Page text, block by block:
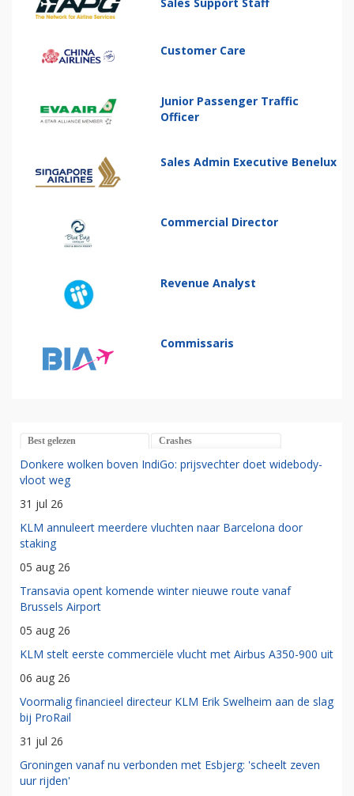
Customer Care
Junior Passenger Traffic
Officer
Sales Admin Executive Benelux
Commercial Director
Revenue Analyst
Commissaris
Best gelezen Crashes
Donkere wolken boven IndiGo: prijsvechter doet widebody-
vloot weg
31 jul 26
KLM annuleert meerdere vluchten naar Barcelona door
staking
05 aug 26
Transavia opent komende winter nieuwe route vanaf
Brussels Airport
05 aug 26
KLM stelt eerste commerciële vlucht met Airbus A350-900 uit
06 aug 26
Voormalig financieel directeur KLM Erik Swelheim aan de slag
bij ProRail
31 jul 26
Groningen vanaf nu verbonden met Esbjerg: 'scheelt zeven
uur rijden'